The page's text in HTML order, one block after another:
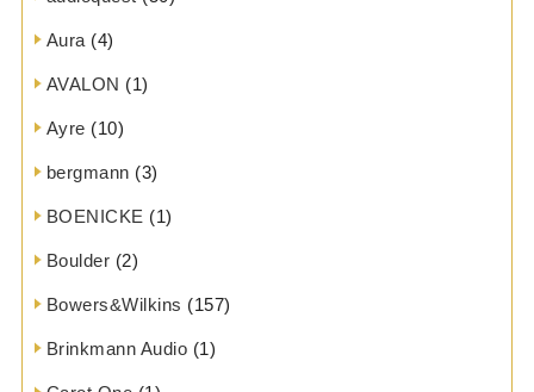
Aura (4)
AVALON (1)
Ayre (10)
bergmann (3)
BOENICKE (1)
Boulder (2)
Bowers&Wilkins (157)
Brinkmann Audio (1)